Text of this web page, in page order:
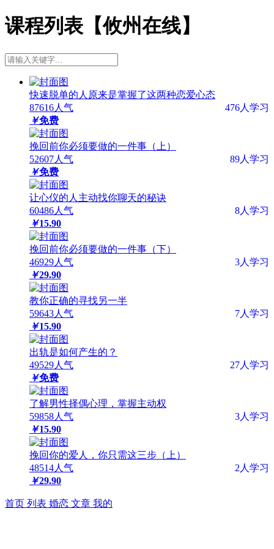
课程列表【攸州在线】
快速脱单的人原来是掌握了这两种恋爱心态
476人学习
87616人气
￥免费
挽回前你必须要做的一件事（上）
89人学习
52607人气
￥免费
让心仪的人主动找你聊天的秘诀
8人学习
60486人气
￥15.90
挽回前你必须要做的一件事（下）
3人学习
46929人气
￥29.90
教你正确的寻找另一半
7人学习
59643人气
￥15.90
出轨是如何产生的？
27人学习
49529人气
￥免费
了解男性择偶心理，掌握主动权
3人学习
59858人气
￥15.90
挽回你的爱人，你只需这三步（上）
2人学习
48514人气
￥29.90
首页 列表 婚恋 文章 我的